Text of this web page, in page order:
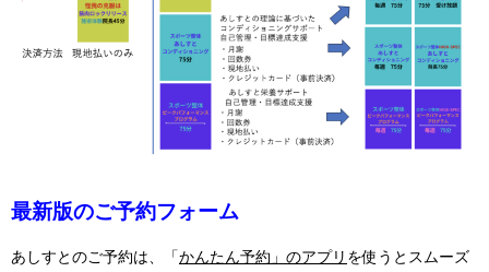
最新版のご予約フォーム
あしすとのご予約は、「かんたん予約」のアプリ を使うとスムーズ